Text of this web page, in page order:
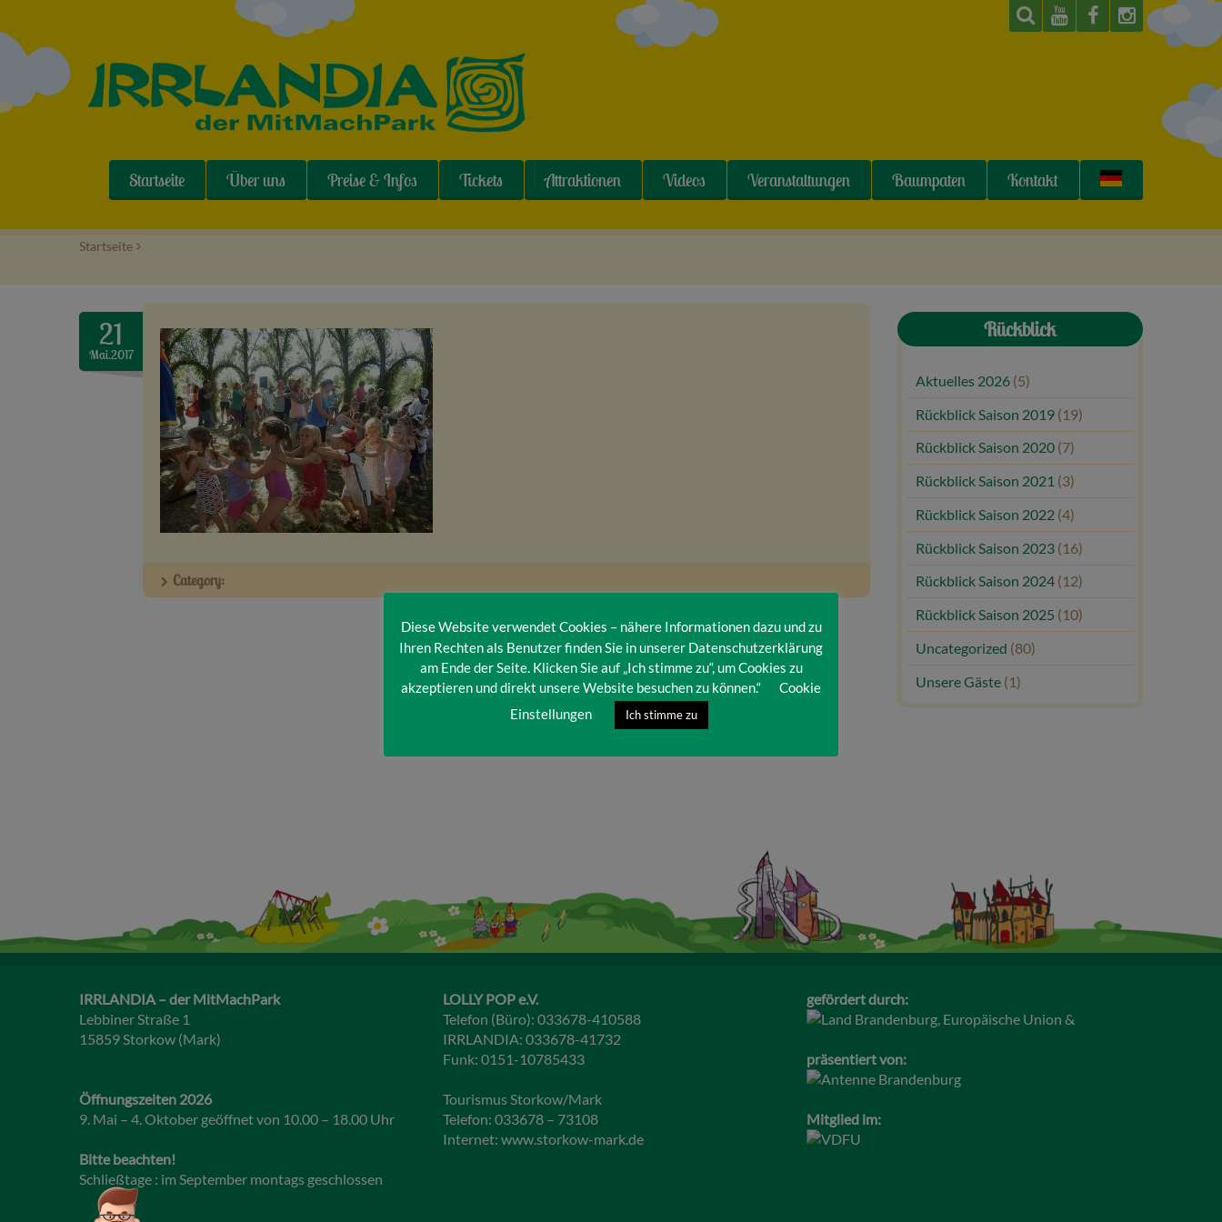
Startseite Über uns Preise & Infos Tickets Attraktionen Videos Veranstaltungen Baumpaten Kontakt
Startseite >
21
Mai.2017
Category:
Rückblick
Aktuelles 2026 (5)
Rückblick Saison 2019 (19)
Rückblick Saison 2020 (7)
Rückblick Saison 2021 (3)
Rückblick Saison 2022 (4)
Rückblick Saison 2023 (16)
Rückblick Saison 2024 (12)
Rückblick Saison 2025 (10)
Uncategorized (80)
Unsere Gäste (1)
IRRLANDIA – der MitMachPark
Lebbiner Straße 1
15859 Storkow (Mark)
Öffnungszeiten 2026
9. Mai – 4. Oktober geöffnet von 10.00 – 18.00 Uhr
Bitte beachten!
Schließtage : im September montags geschlossen
LOLLY POP e.V.
Telefon (Büro): 033678-410588
IRRLANDIA: 033678-41732
Funk: 0151-10785433
Tourismus Storkow/Mark
Telefon: 033678 – 73108
Internet: www.storkow-mark.de
gefördert durch:
präsentiert von:
Mitglied im:
Diese Website verwendet Cookies – nähere Informationen dazu und zu
Ihren Rechten als Benutzer finden Sie in unserer Datenschutzerklärung
am Ende der Seite. Klicken Sie auf „Ich stimme zu“, um Cookies zu
akzeptieren und direkt unsere Website besuchen zu können.“
Cookie
Einstellungen
Ich stimme zu